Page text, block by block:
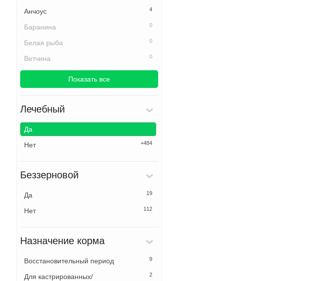
Анчоус 4
Баранина 0
Белая рыба 0
Ветчина 0
Показать все
Лечебный
Да
Нет
+484
Беззерновой
Да 19
Нет 112
Назначение корма
Восстановительный период 9
Для кастрированных/
2